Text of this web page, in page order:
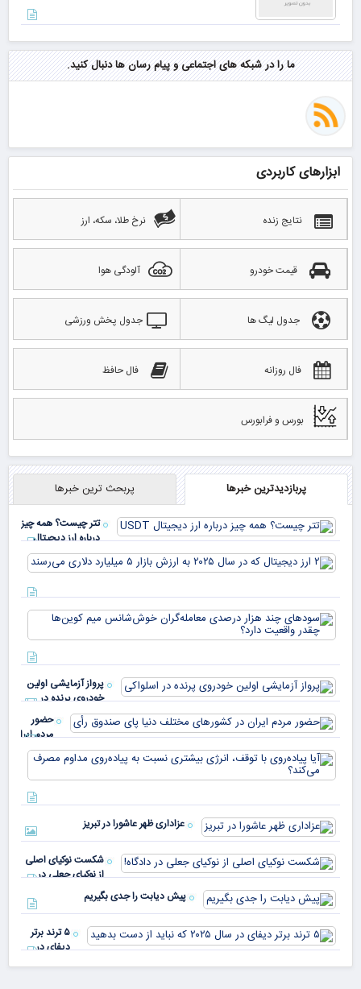
ما را در شبکه های اجتماعی و پیام رسان ها دنبال کنید.
ابزارهای کاربردی
نتایج زنده نرخ طلا، سکه، ارز
قیمت خودرو آلودگی هوا
جدول لیگ ها جدول پخش ورزشی
فال روزانه فال حافظ
بورس و فرابورس
پربازدیدترین خبرها پربحث ترین خبرها
تتر چیست؟ همه چیز
درباره ارز دیجیتال
USDT
پرواز آزمایشی اولین
خودروی پرنده در
اسلواکی
حضور
مردم ایران
در
کشورهای
مختلف
دنیا پای
صندوق
عزاداری ظهر عاشورا در تبریز
شکست نوکیای اصلی
از نوکیای جعلی در
دادگاه!
پیش دیابت را جدی بگیریم
۵ ترند برتر
دیفای در